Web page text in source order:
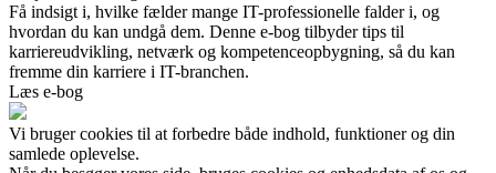
Få indsigt i, hvilke fælder mange IT-professionelle falder i, og
hvordan du kan undgå dem. Denne e-bog tilbyder tips til
karriereudvikling, netværk og kompetenceopbygning, så du kan
fremme din karriere i IT-branchen.
Læs e-bog
Vi bruger cookies til at forbedre både indhold, funktioner og din
samlede oplevelse.